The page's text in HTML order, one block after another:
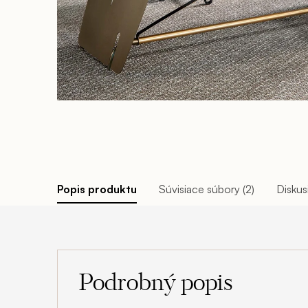
Popis produktu Súvisiace súbory (2)
Podrobný popis